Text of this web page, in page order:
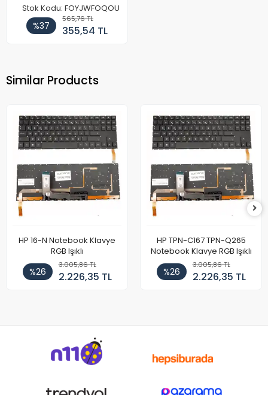
Stok Kodu: FOYJWFOQOU
%37
565,76 TL
355,54 TL
Similar Products
HP 16-N Notebook Klavye
RGB Işıklı
%26
3.005,86 TL
2.226,35 TL
HP TPN-C167 TPN-Q265
Notebook Klavye RGB Işıklı
%26
3.005,86 TL
2.226,35 TL